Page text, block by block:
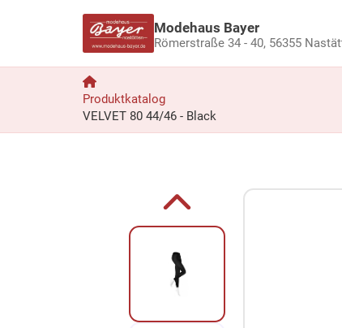
Modehaus Bayer
Römerstraße 34 - 40, 56355
Produktkatalog
VELVET 80 44/46 - Black
Zur Produktbeschreibung springen